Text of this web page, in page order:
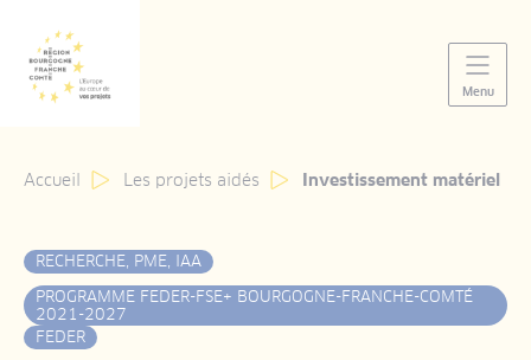
Menu
Accueil Les projets aidés Investissement matériel
RECHERCHE, PME, IAA
PROGRAMME FEDER-FSE+ BOURGOGNE-FRANCHE-COMTÉ
2021-2027
FEDER